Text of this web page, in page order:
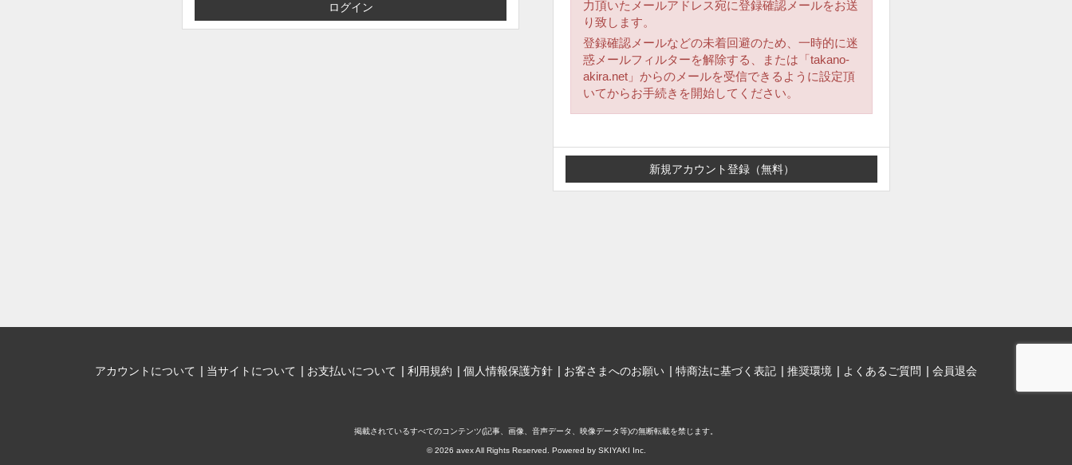
力頂いたメールアドレス宛に登録確認メールをお送
り致します。
登録確認メールなどの未着回避のため、一時的に迷
惑メールフィルターを解除する、または「takano-
akira.net」からのメールを受信できるように設定頂
いてからお手続きを開始してください。
アカウントについて 当サイトについて お支払いについて 利用規約 個人情報保護方針 お客さまへのお願い 特商法に基づく表記 推奨環境 よくあるご質問 会員退会
掲載されているすべてのコンテンツ(記事、画像、音声データ、映像データ等)の無断転載を禁じます。
© 2026 avex All Rights Reserved. Powered by SKIYAKI Inc.